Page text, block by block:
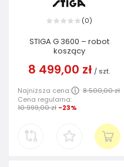
(0)
STIGA G 3600 – robot
koszący
8 499,00 zł / szt.
Najniższa cena:
8 500,00 zł
Cena regularna:
10 999,00 zł -23%